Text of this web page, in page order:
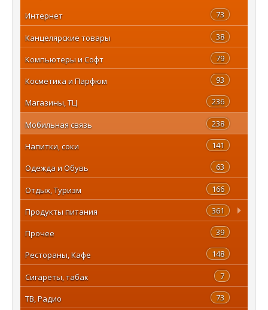
73
Интернет
38
Канцелярские товары
79
Компьютеры и Софт
93
Косметика и Парфюм
236
Магазины, ТЦ
238
Мобильная связь
141
Напитки, соки
63
Одежда и Обувь
166
Отдых, Туризм
361
Продукты питания
39
Прочее
148
Рестораны, Кафе
7
Сигареты, табак
73
ТВ, Радио